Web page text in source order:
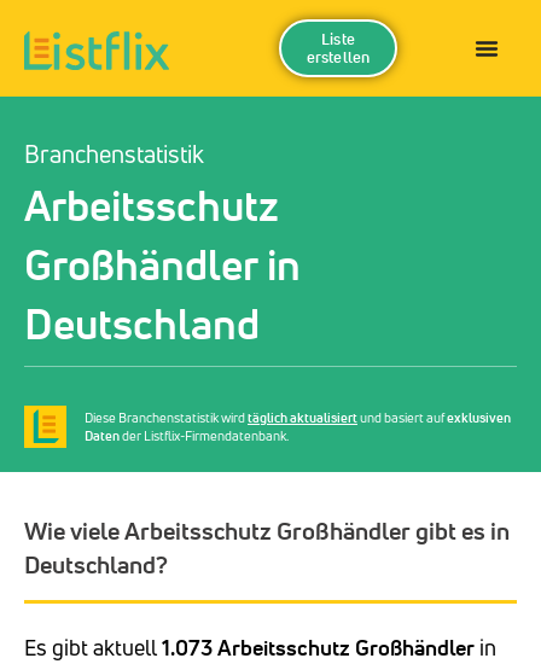
Liste
erstellen
Branchenstatistik
Arbeitsschutz
Großhändler in
Deutschland
Diese Branchenstatistik wirdtäglich aktualisiertund basiert aufexklusiven
Datender Listflix-Firmendatenbank.
Wie viele Arbeitsschutz Großhändler gibt es in
Deutschland?
Es gibt aktuell1.073 Arbeitsschutz Großhändler in